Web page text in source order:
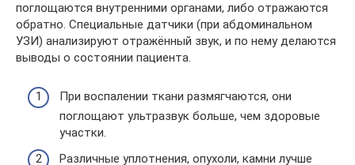
поглощаются внутренними органами, либо отражаются
обратно. Специальные датчики (при абдоминальном
УЗИ) анализируют отражённый звук, и по нему делаются
выводы о состоянии пациента.
При воспалении ткани размягчаются, они
поглощают ультразвук больше, чем здоровые
участки.
Различные уплотнения, опухоли, камни лучше